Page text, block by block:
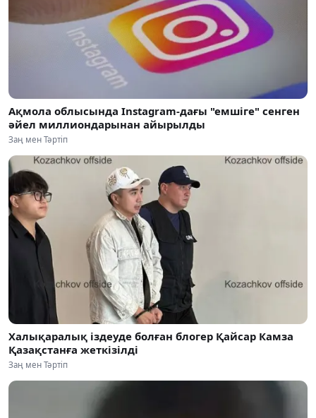
Ақмола облысында Instagram-дағы "емшіге" сенген
әйел миллиондарынан айырылды
Заң мен Тәртіп
Халықаралық іздеуде болған блогер Қайсар Камза
Қазақстанға жеткізілді
Заң мен Тәртіп